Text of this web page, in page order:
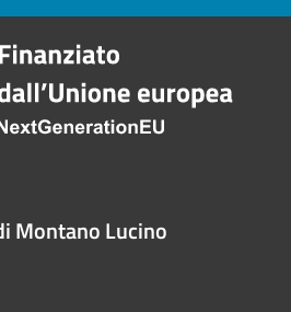
Montano Lucino